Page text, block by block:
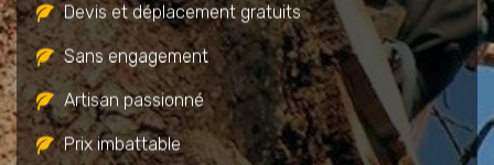
Devis et déplacement gratuits
Sans engagement
Artisan passionné
Prix imbattable